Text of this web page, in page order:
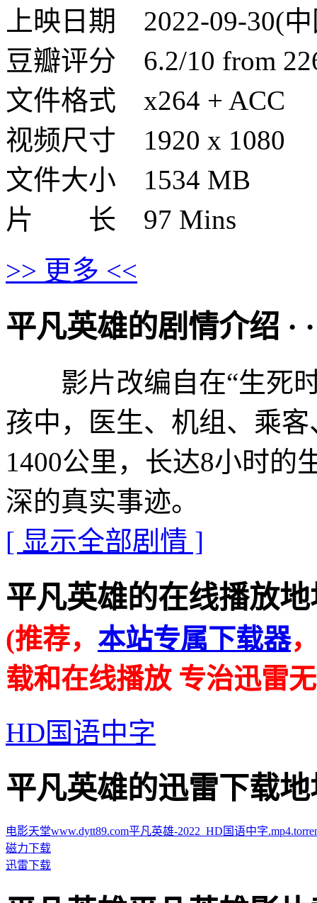
上映日期 2022-09-30(
豆瓣评分 6.2/10 from
文件格式 x264 + ACC
视频尺寸 1920 x 1080
文件大小 1534 MB
片 长 97 Mins
>> 更多 <<
平凡英雄的剧情介绍 · ·
影片改编自在“生死时
孩中，医生、机组、乘
1400公里，长达8小时的
深的真实事迹。
[ 显示全部剧情 ]
平凡英雄的在线播放地
(推荐， 本站专属下载器
载和在线播放 专治迅雷
HD国语中字
平凡英雄的迅雷下载地
电影天堂www.dytt89.com平凡英雄-2022_HD国语中字
磁力下载
迅雷下载